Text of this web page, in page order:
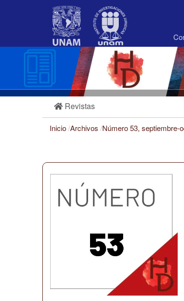
Barra
Revistas
Inicio/Archivos /Número 53, septiembre-